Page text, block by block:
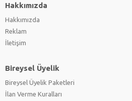
Hakkımızda
Hakkımızda
Reklam
İletişim
Bireysel Üyelik
Bireysel Üyelik Paketleri
İlan Verme Kuralları